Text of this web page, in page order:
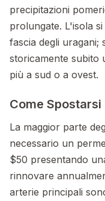
precipitazioni
prolungate. L'isola
fascia degli uragani;
storicamente subito
più a sud o a ovest.
Come Spostarsi
La maggior parte
necessario un
$50 presentando
rinnovare
arterie principali